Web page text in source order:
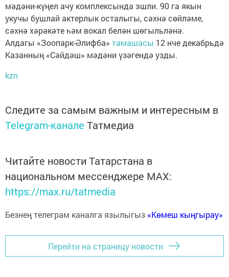
мәдәни-күңел ачу комплексында эшли. 90 га якын
укучы бушлай актерлык осталыгы, сәхнә сөйләме,
сәхнә хәрәкәте һәм вокал белән шөгыльләнә.
Алдагы «Зоопарк-Әлифба» тамашасы 12 нче декабрьдә
Казанның «Сәйдәш» мәдәни үзәгендә узды.
kzn
Следите за самым важным и интересным в
Telegram-канале Татмедиа
Читайте новости Татарстана в
национальном мессенджере MАХ:
https://max.ru/tatmedia
Безнең телеграм каналга язылыгыз «Көмеш кыңгырау»
Перейти на страницу новости